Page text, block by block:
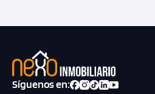
Síguenos en: